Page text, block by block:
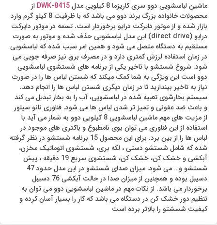
ماشین لباسشویی دوو سری کاریزما 8 کیلویی مدل DWK-8415 از
محصولات خانواده بزرگ برند دوو می باشد که با ظرفیت 8 کیلو گرم وارد
بازار شده و از موتور دایرکت درایو برخوردار است. تسمه در موتور دایرکت
درایو (direct drive) این مدل لباسشویی حذف شده و موتور به صورت
مستقیم به دستگاه متصل می شود و همین امر سبب شده که لباسشویی
در زمان استفاده لرزش کمتری دارد و در مصرف برق نیز صرفه جویی می
شود. شروع شستشو با تاخیر یکی از برنامه های شستشوی لباسشویی
دوو است این ویژگی به شما کمک میکند که شستن لباس ها را در صورت
نیاز به تاخیر بیندازید تا در زمان دیگری شستن لباس ها را انجام دهد.
سیستم بخارشوی تعبیه شده در لباسشویی، آب را به بخار تبدیل می کند
و باعث ضد عفونی و تمیز تر شدن لباس ها می شود. فناوری نانو سیلور
از مزیت های مهم ماشین لباسشویی 8 کیلویی دوو به شمار می آید با
استفاده از این فناوری می توان بوی نامطبوع و باکتری های موجود در
لباس ها را از بین برد. برای این محصول 15 برنامه شستشو در نظر گرفته
شده که شامل شستشو دستی ، لکه بری، شستشوی اتوماتیک مخزن،
آبکشی و خشک کن، خشک کن، شستشوی سریع 19 دقیقه ، پیش
شستشو و… می شود. میزان صدای شستشو در این مدل حدود 47
دسیبل بوده و همچنین از میزان صدا در حالت آبکشی 76 دسیبل
برخوردار می باشد. از نکات مهم در ماشین لباسشویی دوو می توان به
تنظیم دور خشک کن در دستگاه می باشد که کار را بسیار آسان کرده و
کیفیت شسشتو را بالاتر برده است